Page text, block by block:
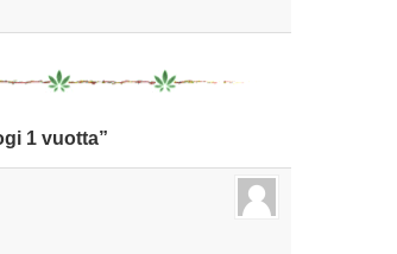
1 vuotta”